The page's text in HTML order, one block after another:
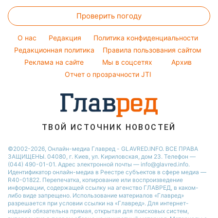
Новости Одессы
Новости Полтавы
Кейт Миддлтон
Максим Галкин
Настя Каменских
Виталий Козловский
Советы от Андре Тана
Авто
Комнатные растения
Простые блюда
Легкие десерты
Напитки
Денежная помощь
Тарифы
Курс валют
Проверить погоду
O нас Редакция
Политика конфиденциальности
Редакционная политика
Правила пользования сайтом
Реклама на сайте
Мы в соцсетях
Архив
Отчет о прозрачности JTI
ТВОЙ ИСТОЧНИК НОВОСТЕЙ
©2002-2026, Онлайн-медиа Главред - GLAVRED.INFO. ВСЕ ПРАВА
ЗАЩИЩЕНЫ. 04080, г. Киев, ул. Кириловская, дом 23. Телефон —
(044) 490-01-01. Адрес электронной почты — info@glavred.info.
Идентификатор онлайн-медиа в Реестре cубъектов в сфере медиа —
R40-01822. Перепечатка, копирование или воспроизведение
информации, содержащей ссылку на агенство ГЛАВРЕД, в каком-
либо виде запрещено. Использование материалов «Главред»
разрешается при условии ссылки на «Главред». Для интернет-
изданий обязательна прямая, открытая для поисковых систем,